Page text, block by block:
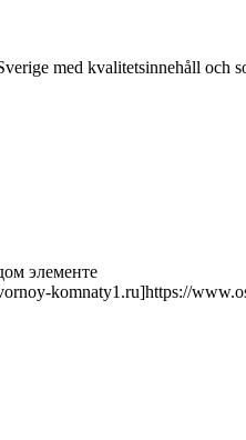
med kvalitetsinnehåll och
элементе
komnaty1.ru]https://